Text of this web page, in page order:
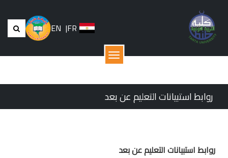
EN |FR
القائمة
روابط استبيانات التعليم عن بعد
روابط استبيانات التعليم عن بعد